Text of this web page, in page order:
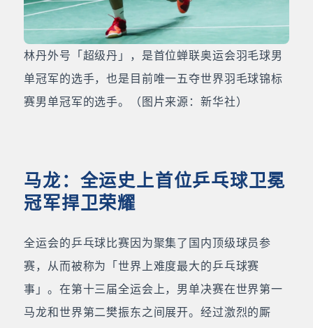
林丹外号「超级丹」，是首位蝉联奥运会羽毛球男
单冠军的选手，也是目前唯一五夺世界羽毛球锦标
赛男单冠军的选手。（图片来源：新华社）
马龙：全运史上首位乒乓球卫冕
冠军捍卫荣耀
全运会的乒乓球比赛因为聚集了国内顶级球员参
赛，从而被称为「世界上难度最大的乒乓球赛
事」。在第十三届全运会上，男单决赛在世界第一
马龙和世界第二樊振东之间展开。经过激烈的厮